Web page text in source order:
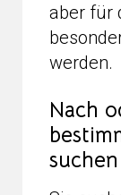
aber für
werden.
Nach
suchen